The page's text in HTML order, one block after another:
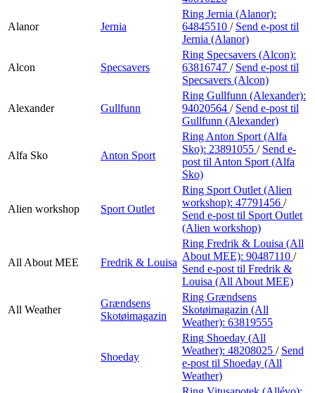
Alanor Jernia
Ring Jernia (Alanor):
64845510 / Send e-post til
Jernia (Alanor)
Alcon Specsavers
Ring Specsavers (Alcon):
63816747 / Send e-post til
Specsavers (Alcon)
Alexander Gullfunn
Ring Gullfunn (Alexander):
94020564 / Send e-post til
Gullfunn (Alexander)
Alfa Sko Anton Sport
Ring Anton Sport (Alfa
Sko): 23891055 / Send e-
post til Anton Sport (Alfa
Sko)
Alien workshop Sport Outlet
Ring Sport Outlet (Alien
workshop): 47791456 /
Send e-post til Sport Outlet
(Alien workshop)
All About MEE Fredrik & Louisa
Ring Fredrik & Louisa (All
About MEE): 90487110 /
Send e-post til Fredrik &
Louisa (All About MEE)
All Weather
Grændsens
Skotøimagazin
Ring Grændsens
Skotøimagazin (All
Weather): 63819555
Shoeday
Ring Shoeday (All
Weather): 48208025 / Send
e-post til Shoeday (All
Weather)